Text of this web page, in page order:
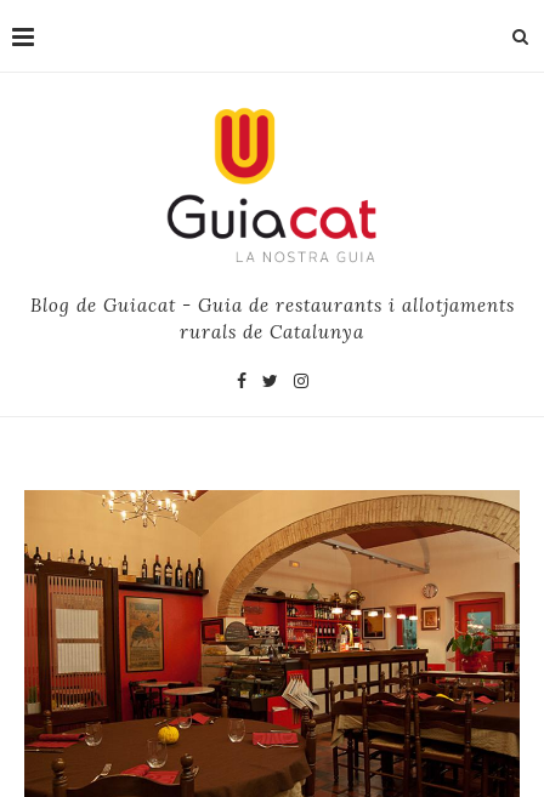
Blog de Guiacat - Guia de restaurants i allotjaments
rurals de Catalunya